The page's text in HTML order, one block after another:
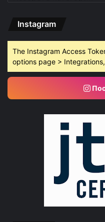
Instagram
The Instagram Access
options page >